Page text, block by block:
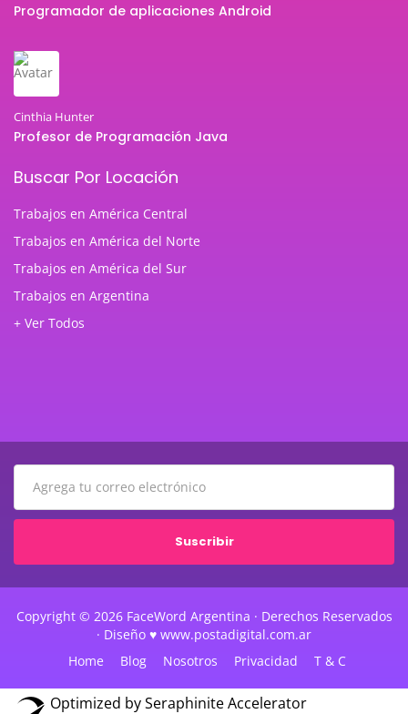
Programador de aplicaciones Android
Cinthia Hunter
Profesor de Programación Java
Buscar Por Locación
Trabajos en América Central
Trabajos en América del Norte
Trabajos en América del Sur
Trabajos en Argentina
+ Ver Todos
Suscribir
Copyright © 2026 FaceWord Argentina · Derechos Reservados
· Diseño ♥ www.postadigital.com.ar
Home
Blog Nosotros Privacidad T & C
Optimized by Seraphinite Accelerator